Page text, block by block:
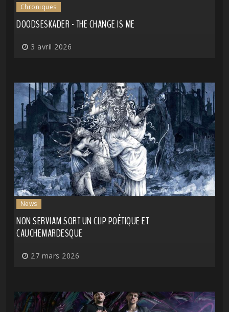
Chroniques
DOODSESKADER - THE CHANGE IS ME
3 avril 2026
News
NON SERVIAM SORT UN CLIP POÉTIQUE ET
CAUCHEMARDESQUE
27 mars 2026